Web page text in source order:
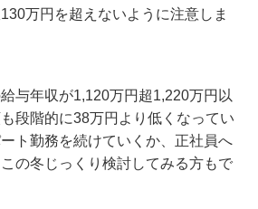
万円を超えないように注意しま
与年収が1,120万円超1,220万円以
段階的に38万円より低くなってい
ト勤務を続けていくか、正社員へ
の冬じっくり検討してみる方もで